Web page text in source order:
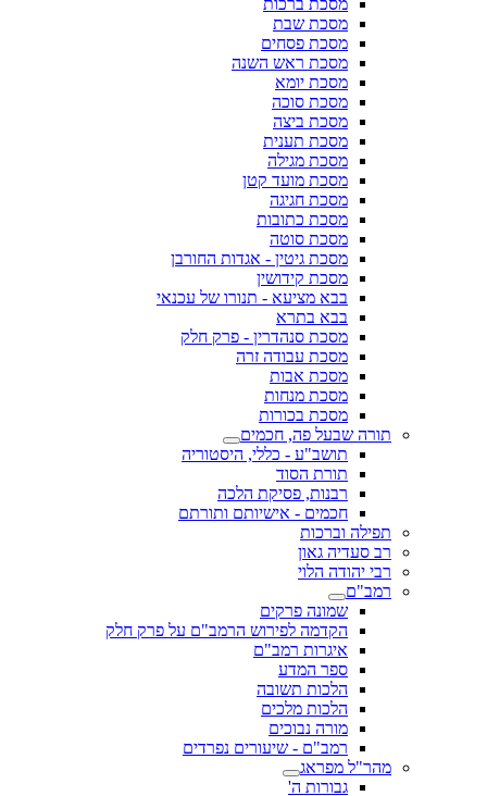
מסכת ברכות
מסכת שבת
מסכת פסחים
מסכת ראש השנה
מסכת יומא
מסכת סוכה
מסכת ביצה
מסכת תענית
מסכת מגילה
מסכת מועד קטן
מסכת חגיגה
מסכת כתובות
מסכת סוטה
מסכת גיטין - אגדות החורבן
מסכת קידושין
בבא מציעא - תנורו של עכנאי
בבא בתרא
מסכת סנהדרין - פרק חלק
מסכת עבודה זרה
מסכת אבות
מסכת מנחות
מסכת בכורות
תורה שבעל פה, חכמים
תושב"ע - כללי, היסטוריה
תורת הסוד
רבנות, פסיקת הלכה
חכמים - אישיותם ותורתם
תפילה וברכות
רב סעדיה גאון
רבי יהודה הלוי
רמב"ם
שמונה פרקים
הקדמה לפירוש הרמב"ם על פרק חלק
איגרות רמב"ם
ספר המדע
הלכות תשובה
הלכות מלכים
מורה נבוכים
רמב"ם - שיעורים נפרדים
מהר"ל מפראג
גבורות ה'